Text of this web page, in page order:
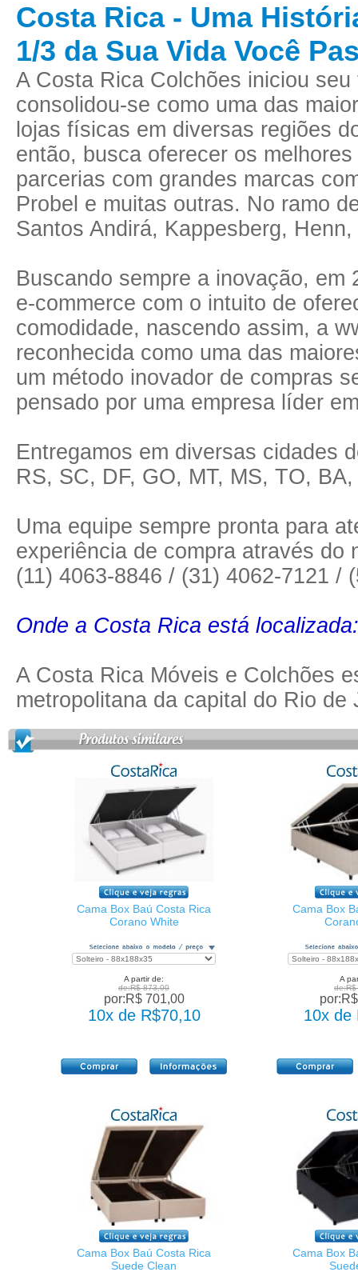
Costa Rica - Uma
1/3 da Sua Vida Você
A Costa Rica Colchões iniciou
consolidou-se como uma das
lojas físicas em diversas regiões
então, busca oferecer os
parcerias com grandes marcas
Probel e muitas outras. No ramo
Santos Andirá, Kappesberg,
Buscando sempre a inovação,
e-commerce com o intuito de
comodidade, nascendo assim, a
reconhecida como uma das
um método inovador de compras
pensado por uma empresa líder
Entregamos em diversas cidades
RS, SC, DF, GO, MT, MS, TO,
Uma equipe sempre pronta para
experiência de compra através do
(11) 4063-8846 / (31) 4062-7121 /
Onde a Costa Rica está localizada:
A Costa Rica Móveis e Colchões
metropolitana da capital do Rio de
Cama Box Baú Costa Rica
Corano White
A partir de:
de:R$ 873,00
por:R$ 701,00
10x de R$70,10
Cama Box
A
10x de
Cama Box Baú Costa Rica
Suede Clean
Cama Box